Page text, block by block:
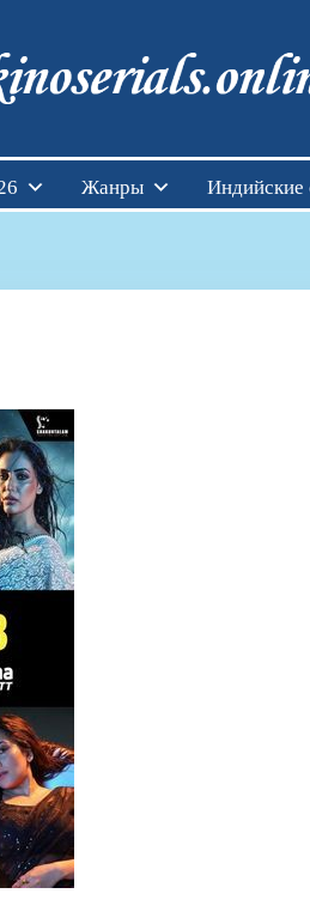
фильмы
Жанры Индийские